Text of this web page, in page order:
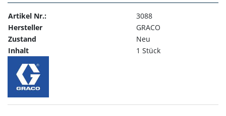
Artikel Nr.:
3088
Hersteller
GRACO
Zustand
Neu
Inhalt
1 Stück